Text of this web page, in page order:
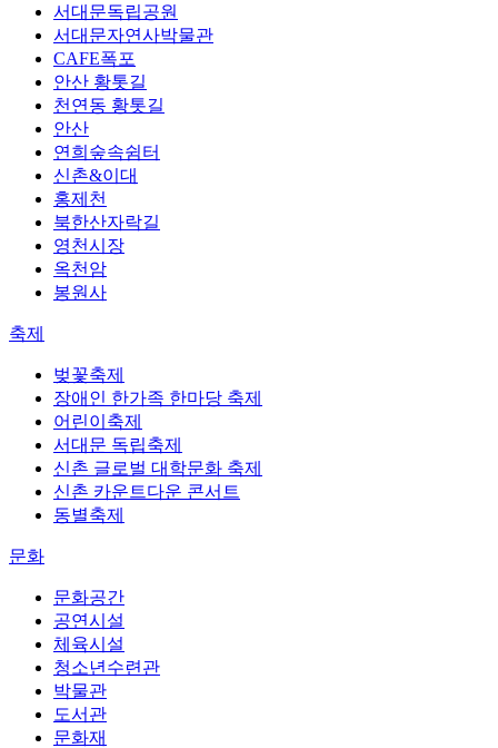
서대문독립공원
서대문자연사박물관
CAFE폭포
안산 황톳길
천연동 황톳길
안산
연희숲속쉼터
신촌&이대
홍제천
북한산자락길
영천시장
옥천암
봉원사
축제
벚꽃축제
장애인 한가족 한마당 축제
어린이축제
서대문 독립축제
신촌 글로벌 대학문화 축제
신촌 카운트다운 콘서트
동별축제
문화
문화공간
공연시설
체육시설
청소년수련관
박물관
도서관
문화재